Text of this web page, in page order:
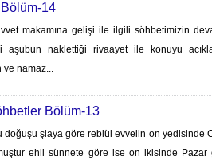
14
makamına gelişi ile ilgili söhbetimizin
naklettiği rivaayet ile konuyu
ve namaz...
Bölüm-13
doğuşu şiaya göre rebiül evvelin on yedisinde
ehli sünnete göre ise on ikisinde Pazar